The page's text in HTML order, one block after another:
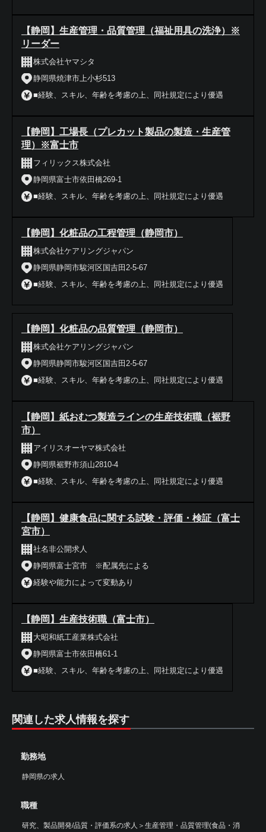
【静岡】生産管理・品質管理（福祉用具の洗浄）※
リーダー
株式会社ヤマシタ
静岡県焼津市上小杉513
■経験、スキル、年齢を考慮の上、同社規定により優遇
【静岡】工場長（プレカット製品の製造・生産管
理）※富士市
フィリックス株式会社
静岡県富士市依田橋269-1
■経験、スキル、年齢を考慮の上、同社規定により優遇
【静岡】化粧品の工程管理（静岡市）
株式会社ケアリングジャパン
静岡県静岡市駿河区国吉田2-5-67
■経験、スキル、年齢を考慮の上、同社規定により優遇
【静岡】化粧品の品質管理（静岡市）
株式会社ケアリングジャパン
静岡県静岡市駿河区国吉田2-5-67
■経験、スキル、年齢を考慮の上、同社規定により優遇
【静岡】紙おむつ製造ラインの生産技術職（裾野
市）
アイリスオーヤマ株式会社
静岡県裾野市須山2810-4
■経験、スキル、年齢を考慮の上、同社規定により優遇
【静岡】健康食品に関する試験・評価・検証（富士
宮市）
社名非公開求人
静岡県富士宮市 ※配属先による
経験や能力によって変動あり
【静岡】生産技術職（富士市）
大昭和紙工産業株式会社
静岡県富士市依田橋61-1
■経験、スキル、年齢を考慮の上、同社規定により優遇
関連した求人情報を探す
勤務地
静岡県の求人
職種
研究、製品開発/品質・評価系の求人 ＞ 生産管理・品質管理(食品・消